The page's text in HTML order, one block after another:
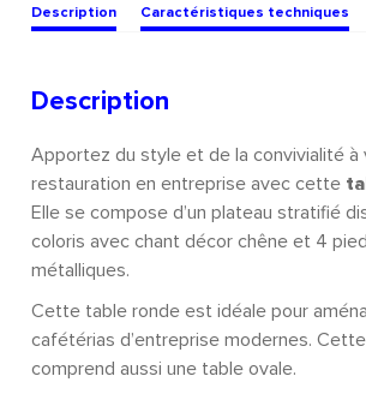
Description Caractéristiques techniques
Description
Apportez du style et de la convivialité
restauration en entreprise avec cette
Elle se compose d’un plateau stratifié
coloris avec chant décor chêne et 4
métalliques.
Cette table ronde est idéale pour
cafétérias d’entreprise modernes.
comprend aussi une table ovale.